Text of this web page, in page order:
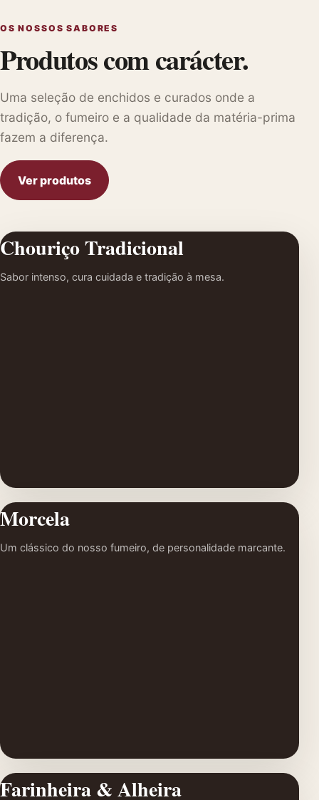
OS NOSSOS SABORES
Produtos com carácter.
Uma seleção de enchidos e curados onde a
tradição, o fumeiro e a qualidade da matéria-prima
fazem a diferença.
Ver produtos
Chouriço Tradicional
Sabor intenso, cura cuidada e tradição à mesa.
Morcela
Um clássico do nosso fumeiro, de personalidade marcante.
Farinheira & Alheira